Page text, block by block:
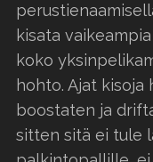
kisata
koko
hohto. Ajat kisoja
boostaten ja
sitten sitä ei tule